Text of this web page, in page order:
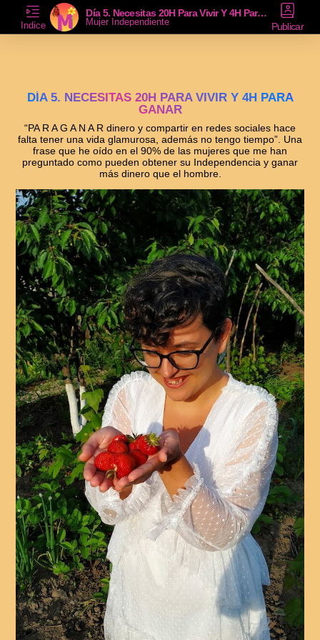
Indice
Día 5. Necesitas 20H Para Vivir Y 4H Para Ganar
Mujer Independiente Publicar
DÍA 5. NECESITAS 20H PARA VIVIR Y 4H PARA
GANAR
“PA R A G A N A R dinero y compartir en redes sociales hace
falta tener una vida glamurosa, además no tengo tiempo”. Una
frase que he oído en el 90% de las mujeres que me han
preguntado como pueden obtener su Independencia y ganar
más dinero que el hombre.